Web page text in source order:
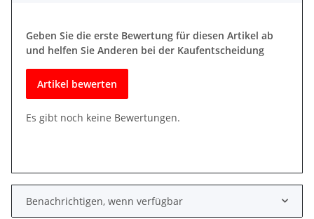
Geben Sie die erste Bewertung für diesen Artikel ab
und helfen Sie Anderen bei der Kaufentscheidung
Artikel bewerten
Es gibt noch keine Bewertungen.
Benachrichtigen, wenn verfügbar